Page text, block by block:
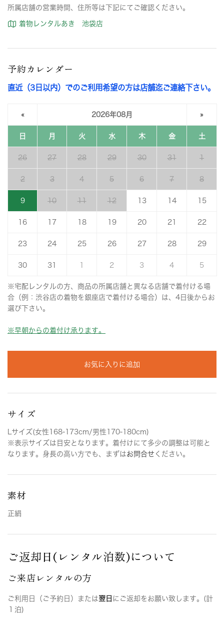
所属店舗の営業時間、住所等は下記にてご確認ください。
着物レンタルあき 池袋店
予約カレンダー
直近（3日以内）でのご利用希望の方は店舗迄ご連絡下さい。
« 2026年08月 »
日 月 火 水 木 金 土
26 27 28 29 30 31 1
2 3 4 5 6 7 8
9 10 11 12 13 14 15
16 17 18 19 20 21 22
23 24 25 26 27 28 29
30 31 2 3 4 5
※宅配レンタルの方、商品の所属店舗と異なる店舗で着付ける場
合（例：渋谷店の着物を銀座店で着付ける場合）は、4日後からお
選び下さい。
※早朝からの着付け承ります。
お気に入りに追加
サイズ
Lサイズ(女性168-173cm/男性170-180cm)
※表示サイズは目安となります。着付けにて多少の調整は可能と
なります。身長の高い方でも、まずはお問合せ ください。
素材
正絹
ご返却日(レンタル泊数)について
ご来店レンタルの方
ご利用日（ご予約日）または翌日 にご返却をお願い致します。(計
１泊)